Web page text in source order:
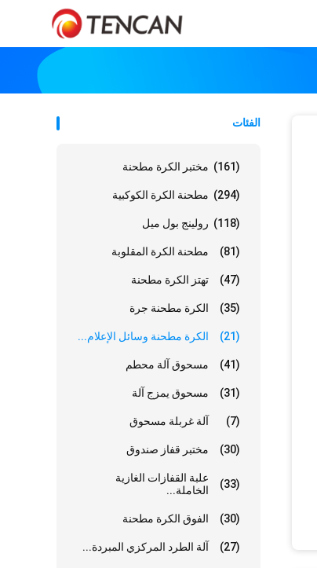
الفئات
مختبر الكرة مطحنة (161)
مطحنة الكرة الكوكبية (294)
رولينج بول ميل (118)
مطحنة الكرة المقلوبة (81)
تهتز الكرة مطحنة (47)
الكرة مطحنة جرة (35)
الكرة مطحنة وسائل الإعلام... (21)
مسحوق آلة محطم (41)
مسحوق يمزج آلة (31)
آلة غربلة مسحوق (7)
مختبر قفاز صندوق (30)
علبة القفازات الغازية
الخاملة...
(33)
الفوق الكرة مطحنة (30)
آلة الطرد المركزي المبردة... (27)